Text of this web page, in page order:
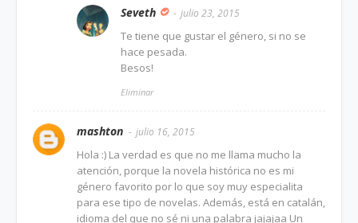
Seveth julio 23, 2015
Te tiene que gustar el género, si no se
hace pesada.
Besos!
Eliminar
mashton julio 16, 2015
Hola :) La verdad es que no me llama mucho la
atención, porque la novela histórica no es mi
género favorito por lo que soy muy especialita
para ese tipo de novelas. Además, está en catalán,
idioma del que no sé ni una palabra jajajaa Un